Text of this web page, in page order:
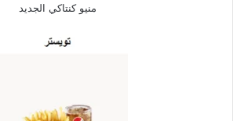
منيو كنتاكي الجديد